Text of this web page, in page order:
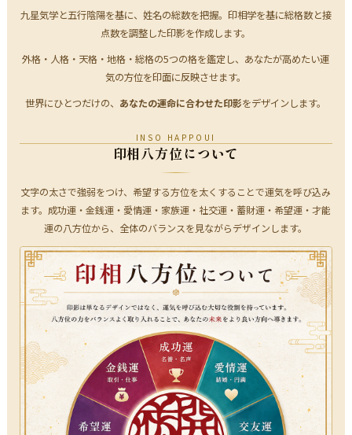
九星気学と五行陰陽を基に、姓名の総数を把握。印相学を基に総格数と接
点数を調整した印影を作成します。
外格・人格・天格・地格・総格の5つの格を鑑定し、あなたが高めたい運
気の方位を印面に反映させます。
世界にひとつだけの、 あなたの運命に合わせた印影をデザインします。
INSO HAPPOUI
印相八方位について
文字の太さで強弱をつけ、希望する方位を太くすることで運気を呼び込み
ます。成功運・金銭運・愛情運・家族運・社交運・蓄財運・希望運・才能
運の八方位から、全体のバランスを見ながらデザインします。